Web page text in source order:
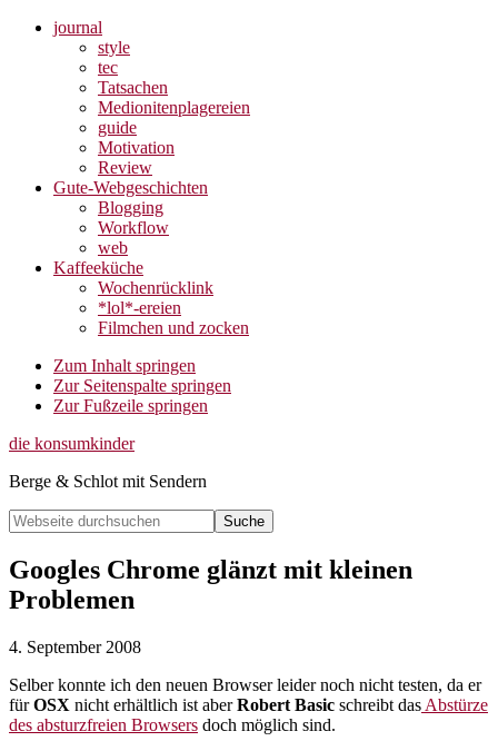
journal
style
tec
Tatsachen
Medionitenplagereien
guide
Motivation
Review
Gute-Webgeschichten
Blogging
Workflow
web
Kaffeeküche
Wochenrücklink
*lol*-ereien
Filmchen und zocken
Zum Inhalt springen
Zur Seitenspalte springen
Zur Fußzeile springen
die konsumkinder
Berge & Schlot mit Sendern
Webseite
durchsuchen
Search
Googles Chrome glänzt mit kleinen
Problemen
4. September 2008
Selber konnte ich den neuen Browser leider noch nicht testen, da er
fürOSX nicht erhältlich ist aberRobert Basic schreibt das Abstürze
des absturzfreien Browsers doch möglich sind.